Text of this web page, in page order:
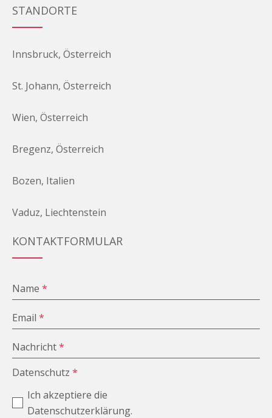
STANDORTE
Innsbruck, Österreich
St. Johann, Österreich
Wien, Österreich
Bregenz, Österreich
Bozen, Italien
Vaduz, Liechtenstein
KONTAKTFORMULAR
Name*
Email*
Nachricht*
Datenschutz*
Ich akzeptiere die
Datenschutzerklärung.